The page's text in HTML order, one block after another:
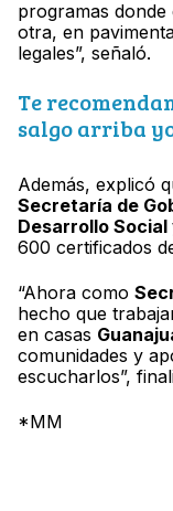
programas
otra, en
legales”, señaló.
Te
salgo arriba
Además, explicó
Secretaría de
Desarrollo Social
600 certificados
“Ahora como
hecho que
en casas
comunidades y
escucharlos”,
*MM